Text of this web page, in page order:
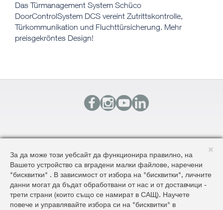
Das Türmanagement System Schüco
DoorControlSystem DCS vereint Zutrittskontrolle,
Türkommunikation und Fluchttürsicherung. Mehr
preisgekröntes Design!
КАРТА НА САЙТА
ОБЩИ УСЛОВИЯ ЗА ДОСТАВКА И ПРОДАЖБА
ОБЩИ УСЛОВИЯ НА САЙТА И ЗАЩИТА НА ЛИЧНИТЕ ДАННИ
©2026 AluKönigStahl
За да може този уебсайт да функционира правилно, на
Вашето устройство са вградени малки файлове, наречени
"бисквитки" . В зависимост от избора на "бисквитки", личните
данни могат да бъдат обработвани от нас и от доставчици -
трети страни (които също се намират в САЩ). Научете
повече и управлявайте избора си на "бисквитки" в